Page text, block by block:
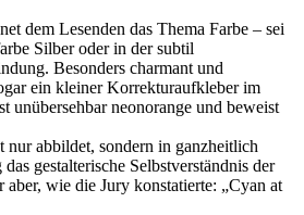
dem Lesenden das Thema Farbe – sei
Silber oder in der subtil
Besonders charmant und
ein kleiner Korrekturaufkleber im
unübersehbar neonorange und beweist
nur abbildet, sondern in ganzheitlich
gestalterische Selbstverständnis der
wie die Jury konstatierte: „Cyan at